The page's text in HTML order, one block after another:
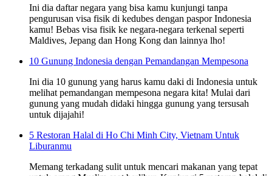
Ini dia daftar negara yang bisa kamu kunjungi tanpa
pengurusan visa fisik di kedubes dengan paspor Indonesia
kamu! Bebas visa fisik ke negara-negara terkenal seperti
Maldives, Jepang dan Hong Kong dan lainnya lho!
10 Gunung Indonesia dengan Pemandangan Mempesona
Ini dia 10 gunung yang harus kamu daki di Indonesia untuk
melihat pemandangan mempesona negara kita! Mulai dari
gunung yang mudah didaki hingga gunung yang tersusah
untuk dijajahi!
5 Restoran Halal di Ho Chi Minh City, Vietnam Untuk
Liburanmu
Memang terkadang sulit untuk mencari makanan yang tepat